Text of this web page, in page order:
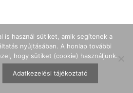
is használ sütiket, amik segítenek a
nyújtásában. A honlap további
hogy sütiket (cookie) használjunk.
Adatkezelési tájékoztató